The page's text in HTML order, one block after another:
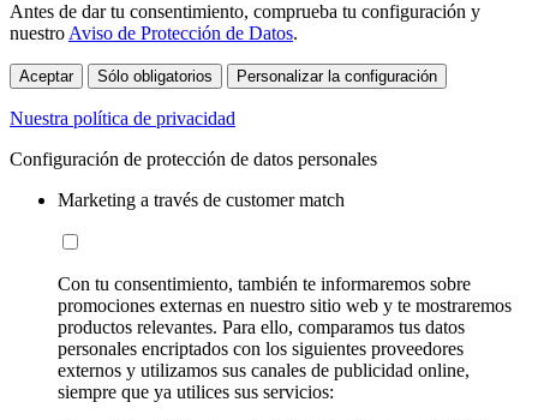
Antes de dar tu consentimiento, comprueba tu configuración y
nuestro Aviso de Protección de Datos.
Aceptar Sólo obligatorios Personalizar la configuración
Nuestra política de privacidad
Configuración de protección de datos personales
Marketing a través de customer match
Con tu consentimiento, también te informaremos sobre
promociones externas en nuestro sitio web y te mostraremos
productos relevantes. Para ello, comparamos tus datos
personales encriptados con los siguientes proveedores
externos y utilizamos sus canales de publicidad online,
siempre que ya utilices sus servicios: